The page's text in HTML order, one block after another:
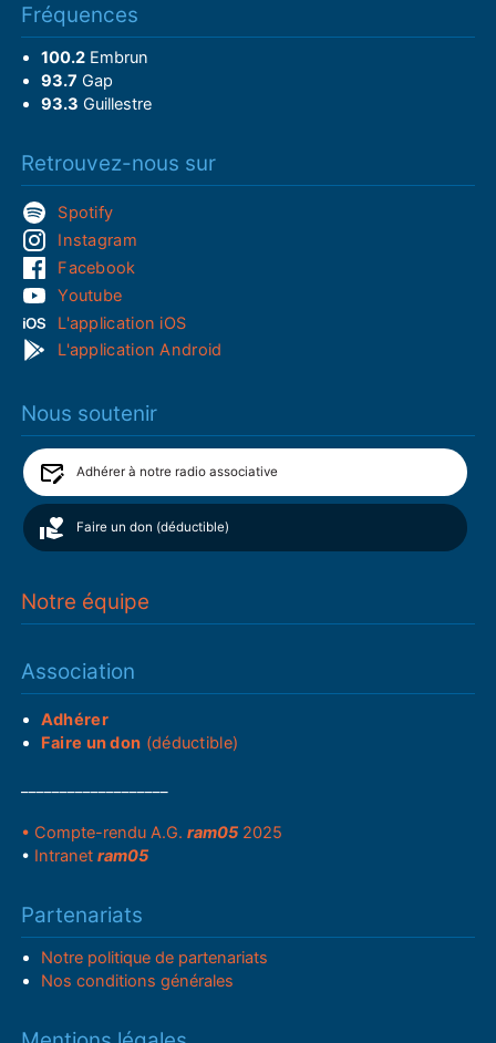
Fréquences
100.2Embrun
93.7 Gap
93.3 Guillestre
Retrouvez-nous sur
Spotify
Instagram
Facebook
Youtube
L'application iOS
L'application Android
Nous soutenir
Adhérer à notre radio associative
Faire un don (déductible)
Notre équipe
Association
Adhérer
Faire un don (déductible)
• Compte-rendu A.G.ram05 2025
• Intranetram05
Partenariats
Notre politique de partenariats
Nos conditions générales